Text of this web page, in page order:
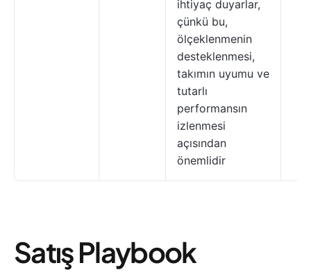
ihtiyaç duyarlar,
çünkü bu,
ölçeklenmenin
desteklenmesi,
takımın uyumu ve
tutarlı
performansın
izlenmesi
açısından
önemlidir
Satış Playbook